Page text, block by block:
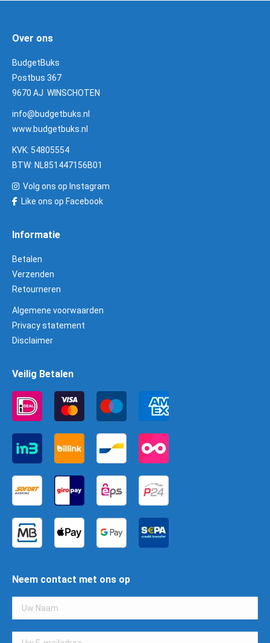
Over ons
BudgetBuks
Postbus 367
9670 AJ WINSCHOTEN
info@budgetbuks.nl
www.budgetbuks.nl
KVK: 54805554
BTW: NL851447156B01
Volg ons op Instagram
Like ons op Facebook
Informatie
Betalen
Verzenden
Retourneren
Algemene voorwaarden
Privacy statement
Disclaimer
Veilig Betalen
Neem contact met ons op